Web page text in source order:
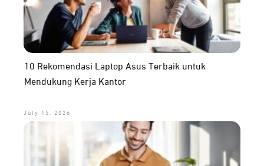
10 Rekomendasi Laptop Asus Terbaik untuk
Mendukung Kerja Kantor
July 15, 2026